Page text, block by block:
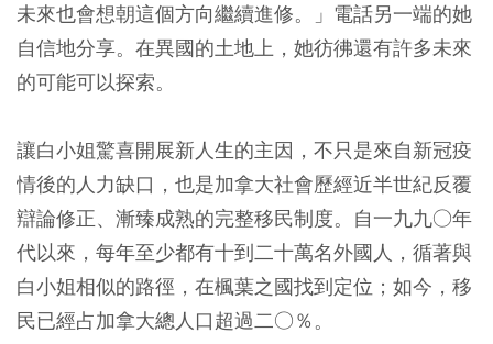
未來也會想朝這個方向繼續進修。」電話另一端的她
自信地分享。在異國的土地上，她彷彿還有許多未來
的可能可以探索。
讓白小姐驚喜開展新人生的主因，不只是來自新冠疫
情後的人力缺口，也是加拿大社會歷經近半世紀反覆
辯論修正、漸臻成熟的完整移民制度。自一九九○年
代以來，每年至少都有十到二十萬名外國人，循著與
白小姐相似的路徑，在楓葉之國找到定位；如今，移
民已經占加拿大總人口超過二○％。